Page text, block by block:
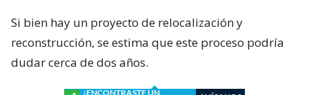
Si bien hay un proyecto de relocalización y
reconstrucción, se estima que este proceso podría
dudar cerca de dos años.
¿ENCONTRASTE UN